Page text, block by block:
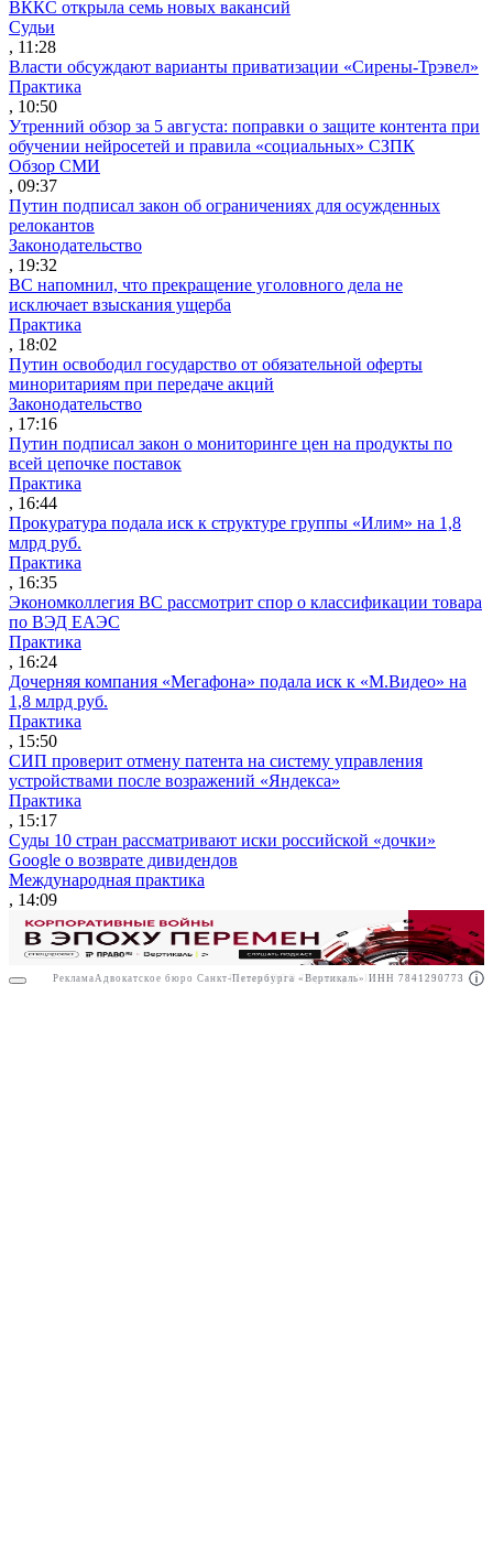
РекламаООО "Право.ру" ИНН: 7704835288
ВККС открыла семь новых вакансий
Судьи
, 11:28
Власти обсуждают варианты приватизации «Сирены-Трэвел»
Практика
, 10:50
Утренний обзор за 5 августа: поправки о защите контента при
обучении нейросетей и правила «социальных» СЗПК
Обзор СМИ
, 09:37
Путин подписал закон об ограничениях для осужденных
релокантов
Законодательство
, 19:32
ВС напомнил, что прекращение уголовного дела не
исключает взыскания ущерба
Практика
, 18:02
Путин освободил государство от обязательной оферты
миноритариям при передаче акций
Законодательство
, 17:16
Путин подписал закон о мониторинге цен на продукты по
всей цепочке поставок
Практика
, 16:44
Прокуратура подала иск к структуре группы «Илим» на 1,8
млрд руб.
Практика
, 16:35
Экономколлегия ВС рассмотрит спор о классификации товара
по ВЭД ЕАЭС
Практика
, 16:24
Дочерняя компания «Мегафона» подала иск к «М.Видео» на
1,8 млрд руб.
Практика
, 15:50
СИП проверит отмену патента на систему управления
устройствами после возражений «Яндекса»
Практика
, 15:17
Суды 10 стран рассматривают иски российской «дочки»
Google о возврате дивидендов
Международная практика
, 14:09
Реклама Адвокатское бюро Санкт-Петербурга «Вертикаль» ИНН 7841290773